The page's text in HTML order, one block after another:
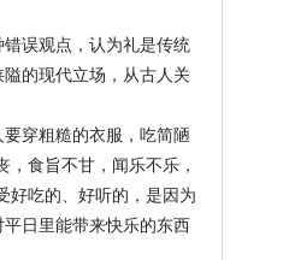
误观点，认为礼是传统
的现代立场，从古人关
穿粗糙的衣服，吃简陋
食旨不甘，闻乐不乐，
好吃的、好听的，是因为
日里能带来快乐的东西